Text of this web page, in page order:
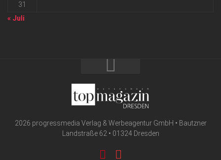
31
« Juli
2026 progressmedia Verlag & Werbeagentur GmbH • Bautzner
Landstraße 62 • 01324 Dresden